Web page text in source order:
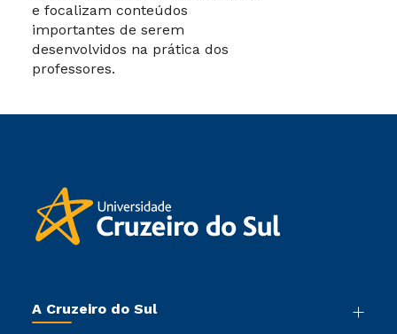
e focalizam conteúdos
importantes de serem
desenvolvidos na prática dos
professores.
A Cruzeiro do Sul